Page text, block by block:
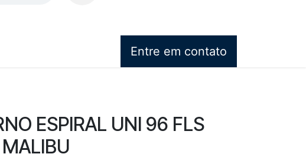
Entre em contato
ESPIRAL UNI 96 FLS